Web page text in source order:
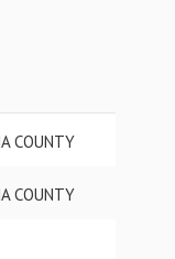
COUNTY
COUNTY